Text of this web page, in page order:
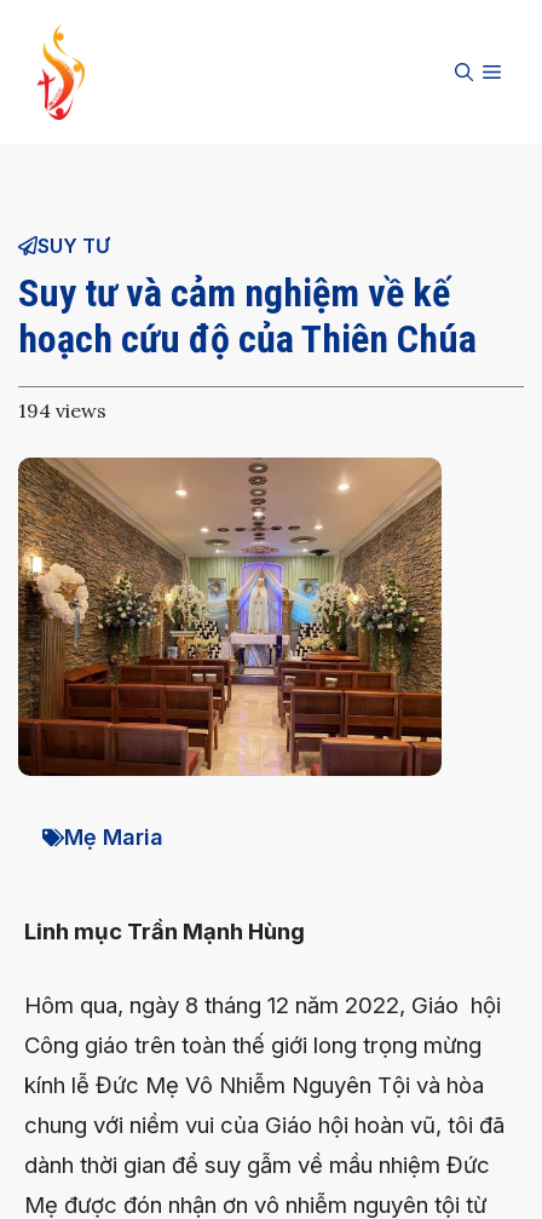
content
SUY TƯ
Suy tư và cảm nghiệm về kế
hoạch cứu độ của Thiên Chúa
194 views
Mẹ Maria
Linh mục Trần Mạnh Hùng
Hôm qua, ngày 8 tháng 12 năm 2022, Giáo hội
Công giáo trên toàn thế giới long trọng mừng
kính lễ Đức Mẹ Vô Nhiễm Nguyên Tội và hòa
chung với niềm vui của Giáo hội hoàn vũ, tôi đã
dành thời gian để suy gẫm về mầu nhiệm Đức
Mẹ được đón nhận ơn vô nhiễm nguyên tội từ